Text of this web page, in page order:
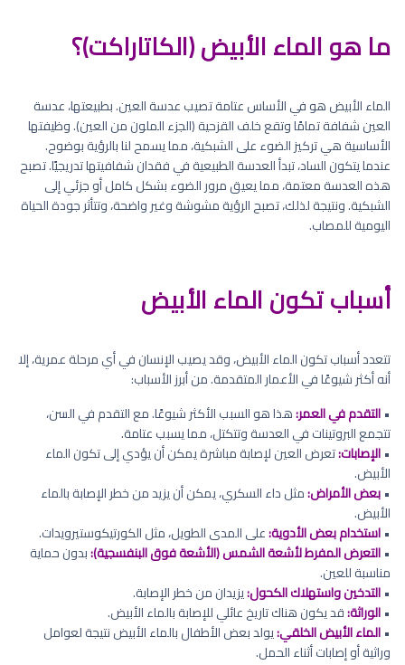
ما هو الماء الأبيض (الكاتاراكت)؟
الماء الأبيض هو في الأساس عتامة تصيب عدسة العين. بطبيعتها، عدسة
العين شفافة تمامًا وتقع خلف القزحية (الجزء الملون من العين). وظيفتها
الأساسية هي تركيز الضوء على الشبكية، مما يسمح لنا بالرؤية بوضوح.
عندما يتكون الساد، تبدأ العدسة الطبيعية في فقدان شفافيتها تدريجيًا. تصبح
هذه العدسة معتمة، مما يعيق مرور الضوء بشكل كامل أو جزئي إلى
الشبكية. ونتيجة لذلك، تصبح الرؤية مشوشة وغير واضحة، وتتأثر جودة الحياة
اليومية للمصاب.
أسباب تكون الماء الأبيض
تتعدد أسباب تكون الماء الأبيض، وقد يصيب الإنسان في أي مرحلة عمرية، إلا
أنه أكثر شيوعًا في الأعمار المتقدمة. من أبرز الأسباب:
•التقدم في العمر:هذا هو السبب الأكثر شيوعًا. مع التقدم في السن،
تتجمع البروتينات في العدسة وتتكتل، مما يسبب عتامة.
•الإصابات:تعرض العين لإصابة مباشرة يمكن أن يؤدي إلى تكون الماء
الأبيض.
•بعض الأمراض:مثل داء السكري، يمكن أن يزيد من خطر الإصابة بالماء
الأبيض.
•استخدام بعض الأدوية:على المدى الطويل، مثل الكورتيكوستيرويدات.
•التعرض المفرط لأشعة الشمس (الأشعة فوق البنفسجية):بدون حماية
مناسبة للعين.
•التدخين واستهلاك الكحول:يزيدان من خطر الإصابة.
•الوراثة:قد يكون هناك تاريخ عائلي للإصابة بالماء الأبيض.
•الماء الأبيض الخلقي:يولد بعض الأطفال بالماء الأبيض نتيجة لعوامل
وراثية أو إصابات أثناء الحمل.